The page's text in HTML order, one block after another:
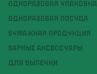
ОДНОРАЗОВАЯ УПАКОВКА
ОДНОРАЗОВАЯ ПОСУДА
БУМАЖНАЯ ПРОДУКЦИЯ
БАРНЫЕ АКСЕССУАРЫ
ДЛЯ ВЫПЕЧКИ